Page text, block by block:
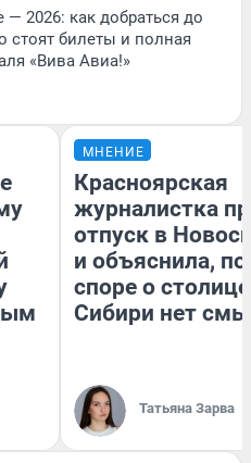
2026: как добраться до
стоят билеты и полная
«Вива Авиа!»
МНЕНИЕ
Красноярская
журналистка
отпуск в
и объяснила,
споре о столице
Сибири нет
Татьяна Зарва